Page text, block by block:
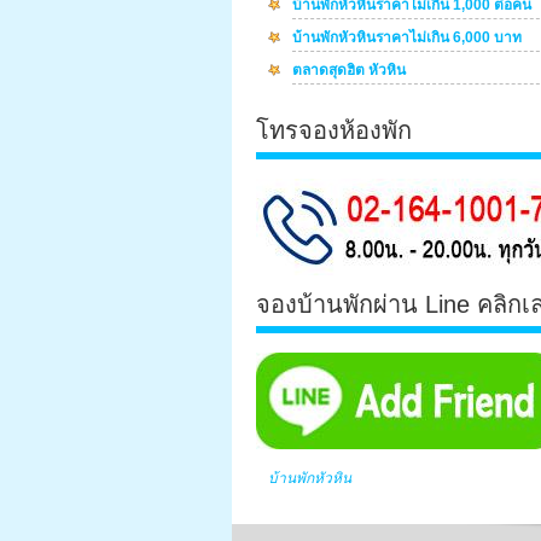
บ้านพักหัวหินราคาไม่เกิน 1,000 ต่อคน
บ้านพักหัวหินราคาไม่เกิน 6,000 บาท
ตลาดสุดฮิต หัวหิน
โทรจองห้องพัก
จองบ้านพักผ่าน Line คลิกเ
บ้านพักหัวหิน